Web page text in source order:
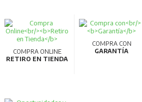
COMPRA ONLINE
RETIRO EN TIENDA
COMPRA CON
GARANTÍA